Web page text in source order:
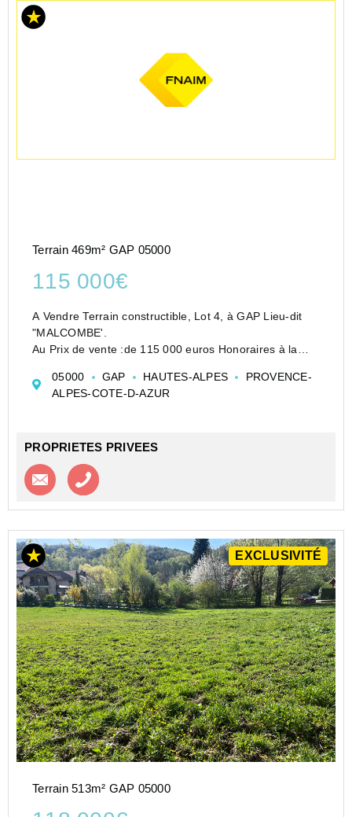
Terrain 469m² GAP 05000
115 000€
A Vendre Terrain constructible, Lot 4, à GAP Lieu-dit
"MALCOMBE'.
Au Prix de vente :de 115 000 euros Honoraires à la
Découvrez ce terrain constructible situé dans un
lotissement de 9 lots, au sein d'un secteur calme...
05000 GAP HAUTES-ALPES
PROVENCE-
ALPES-COTE-D-AZUR
PROPRIETES PRIVEES
Contacter l'agence
EXCLUSIVITÉ
Terrain 513m² GAP 05000